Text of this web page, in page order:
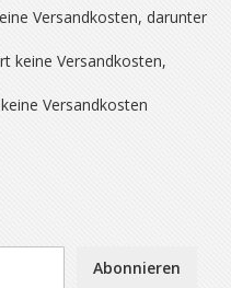
Versandkosten, darunter
keine Versandkosten,
Versandkosten
Abonnieren